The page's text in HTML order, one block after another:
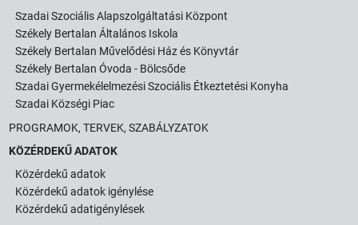
Szadai Szociális Alapszolgáltatási Központ
Székely Bertalan Általános Iskola
Székely Bertalan Művelődési Ház és Könyvtár
Székely Bertalan Óvoda - Bölcsőde
Szadai Gyermekélelmezési Szociális Étkeztetési Konyha
Szadai Községi Piac
PROGRAMOK, TERVEK, SZABÁLYZATOK
KÖZÉRDEKŰ ADATOK
Közérdekű adatok
Közérdekű adatok igénylése
Közérdekű adatigénylések